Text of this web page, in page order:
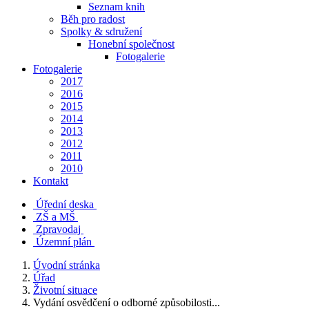
Seznam knih
Běh pro radost
Spolky & sdružení
Honební společnost
Fotogalerie
Fotogalerie
2017
2016
2015
2014
2013
2012
2011
2010
Kontakt
Úřední deska
ZŠ a MŠ
Zpravodaj
Územní plán
Úvodní stránka
Úřad
Životní situace
Vydání osvědčení o odborné způsobilosti...